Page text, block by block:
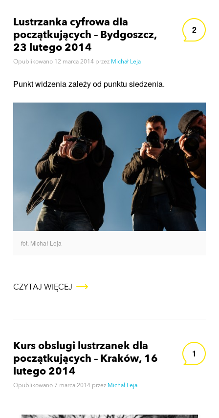
Lustrzanka cyfrowa dla
początkujących – Bydgoszcz,
23 lutego 2014
Opublikowano 12 marca 2014 przez Michał Leja
2
Punkt widzenia zależy od punktu siedzenia.
fot. Michał Leja
CZYTAJ WIĘCEJ
Kurs obslugi lustrzanek dla
początkujących – Kraków, 16
lutego 2014
Opublikowano 7 marca 2014 przez Michał Leja
1